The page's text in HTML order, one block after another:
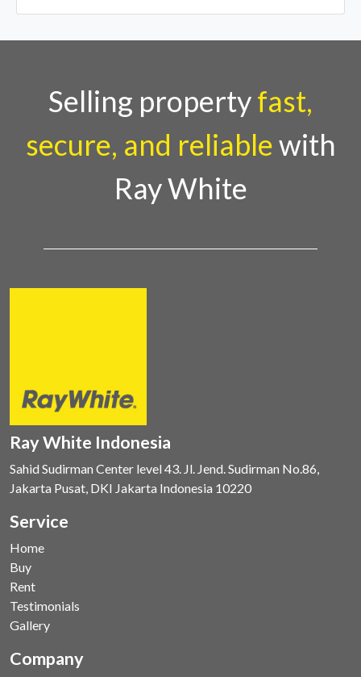
Selling propertyfast,
secure, and reliablewith
Ray White
Ray White Indonesia
Sahid Sudirman Center level 43. Jl. Jend. Sudirman No.86,
Jakarta Pusat, DKI Jakarta Indonesia 10220
Service
Home
Buy
Rent
Testimonials
Gallery
Company